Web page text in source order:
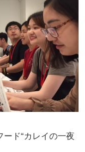
ド“カレイの一夜